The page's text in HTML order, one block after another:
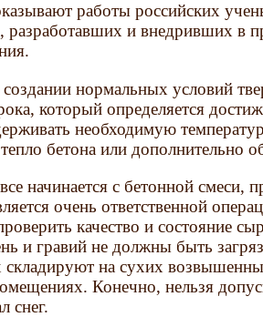
работы российских
разработавших и внедривших в
нормальных условий
который определяется
необходимую
бетона или дополнительно
начинается с бетонной смеси,
очень ответственной
качество и состояние
и гравий не должны быть
на сухих
Конечно, нельзя
снег.